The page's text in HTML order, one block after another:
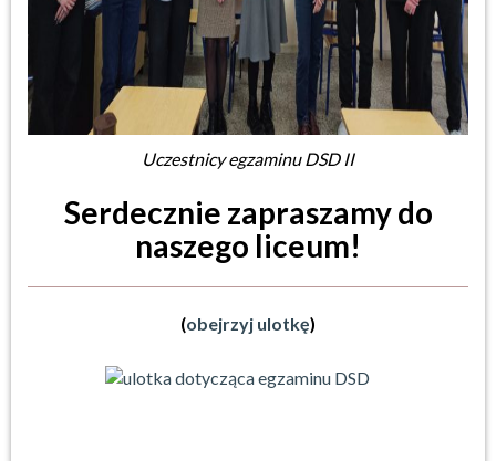
Uczestnicy egzaminu DSD II
Serdecznie zapraszamy do
naszego liceum!
(obejrzyj ulotkę)